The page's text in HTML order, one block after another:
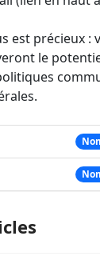
est précieux :
le